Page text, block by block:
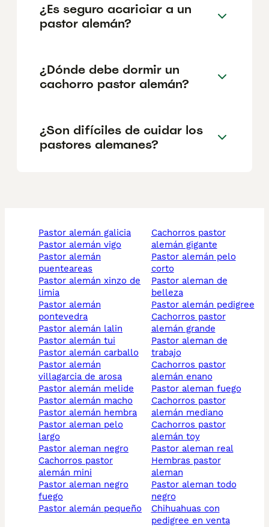
¿Es seguro acariciar a un
pastor alemán?
¿Dónde debe dormir un
cachorro pastor alemán?
¿Son difíciles de cuidar los
pastores alemanes?
pastor alemán galicia
pastor alemán vigo
pastor alemán
puenteareas
pastor alemán xinzo de
limia
pastor alemán
pontevedra
pastor alemán lalin
pastor alemán tui
pastor alemán carballo
pastor alemán
villagarcia de arosa
pastor alemán melide
pastor alemán macho
pastor alemán hembra
pastor aleman pelo
largo
pastor aleman negro
cachorros pastor
alemán mini
pastor aleman negro
fuego
pastor alemán pequeño
cachorros pastor
alemán gigante
pastor alemán pelo
corto
pastor aleman de
belleza
pastor alemán pedigree
cachorros pastor
alemán grande
pastor aleman de
trabajo
cachorros pastor
alemán enano
pastor aleman fuego
cachorros pastor
alemán mediano
cachorros pastor
alemán toy
pastor aleman real
hembras pastor
aleman
pastor aleman todo
negro
chihuahuas con
pedigree en venta